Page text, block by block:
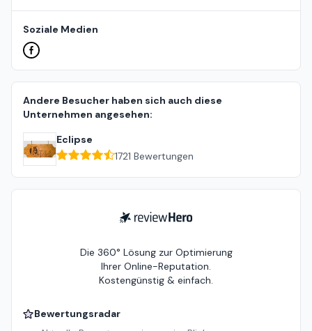
Soziale Medien
Andere Besucher haben sich auch diese
Unternehmen angesehen:
Eclipse
1721 Bewertungen
ReviewHero
Die 360° Lösung zur Optimierung
Ihrer Online-Reputation.
Kostengünstig & einfach.
Bewertungsradar